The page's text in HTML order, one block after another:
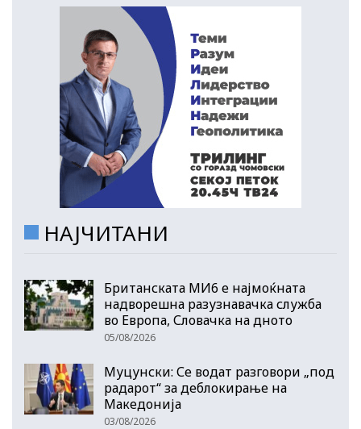
НАЈЧИТАНИ
Британската МИ6 е најмоќната
надворешна разузнавачка служба
во Европа, Словачка на дното
05/08/2026
Муцунски: Се водат разговори „под
радарот“ за деблокирање на
Македонија
03/08/2026